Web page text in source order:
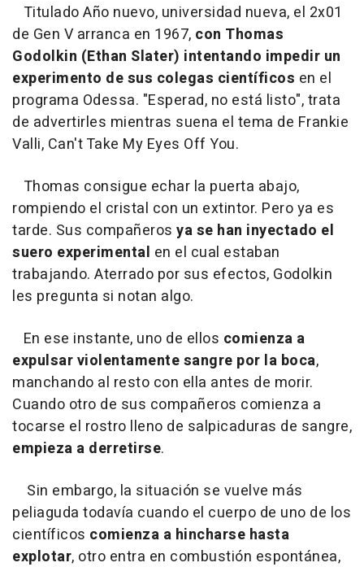
Titulado Año nuevo, universidad nueva, el 2x01
de Gen V arranca en 1967, con Thomas
Godolkin (Ethan Slater) intentando impedir un
experimento de sus colegas científicos en el
programa Odessa. "Esperad, no está listo", trata
de advertirles mientras suena el tema de Frankie
Valli, Can't Take My Eyes Off You.
Thomas consigue echar la puerta abajo,
rompiendo el cristal con un extintor. Pero ya es
tarde. Sus compañeros ya se han inyectado el
suero experimental en el cual estaban
trabajando. Aterrado por sus efectos, Godolkin
les pregunta si notan algo.
En ese instante, uno de ellos comienza a
expulsar violentamente sangre por la boca,
manchando al resto con ella antes de morir.
Cuando otro de sus compañeros comienza a
tocarse el rostro lleno de salpicaduras de sangre,
empieza a derretirse.
Sin embargo, la situación se vuelve más
peliaguda todavía cuando el cuerpo de uno de los
científicos comienza a hincharse hasta
explotar, otro entra en combustión espontánea,